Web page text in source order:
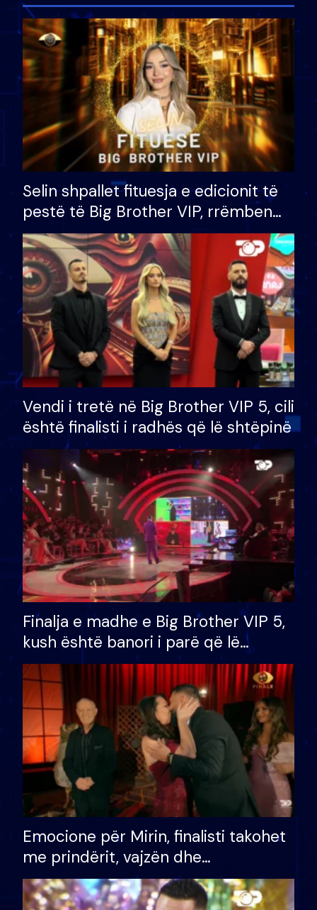
Selin shpallet fituesja e edicionit të
pestë të Big Brother VIP, rrëmben
çmimin e madh prej 100 mijë eurosh
Vendi i tretë në Big Brother VIP 5, cili
është finalisti i radhës që lë shtëpinë
Finalja e madhe e Big Brother VIP 5,
kush është banori i parë që lë
shtëpinë dhe humb mundësinë për
të fituar çmimin e madh
Emocione për Mirin, finalisti takohet
me prindërit, vajzën dhe
bashkëshorten: S’kemi ndonjë letër
divorci apo jo?